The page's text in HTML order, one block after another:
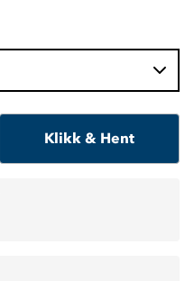
Klikk & Hent